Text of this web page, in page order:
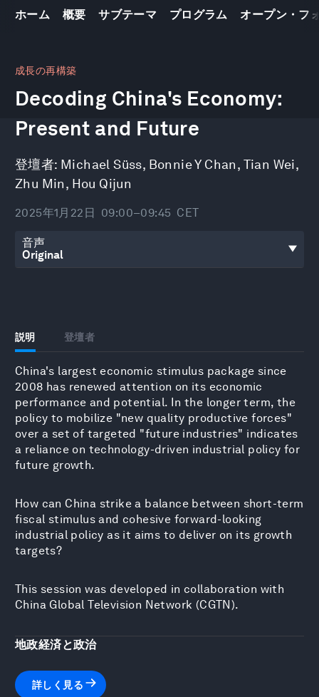
ホーム 概要 サブテーマ プログラム オープン・フ
成長の再構築
Decoding China's Economy:
Present and Future
登壇者: Michael Süss, Bonnie Y Chan, Tian Wei,
Zhu Min, Hou Qijun
2025年1月22日 09:00–09:45 CET
音声
説明 登壇者
China's largest economic stimulus package since
2008 has renewed attention on its economic
performance and potential. In the longer term, the
policy to mobilize "new quality productive forces"
over a set of targeted "future industries" indicates
a reliance on technology-driven industrial policy for
future growth.
How can China strike a balance between short-term
fiscal stimulus and cohesive forward-looking
industrial policy as it aims to deliver on its growth
targets?
This session was developed in collaboration with
China Global Television Network (CGTN).
地政経済と政治
詳しく見る
seconds
47
minutes,
seconds